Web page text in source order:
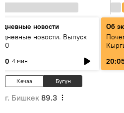
новости
новости. Выпуск
4 мин
Об
Кечээ Бүгүн
г. Бишкек 89.3